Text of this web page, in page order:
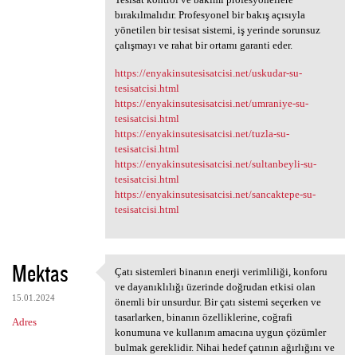
bırakılmalıdır. Profesyonel bir bakış açısıyla
yönetilen bir tesisat sistemi, iş yerinde sorunsuz
çalışmayı ve rahat bir ortamı garanti eder.
https://enyakinsutesisatcisi.net/uskudar-su-
tesisatcisi.html
https://enyakinsutesisatcisi.net/umraniye-su-
tesisatcisi.html
https://enyakinsutesisatcisi.net/tuzla-su-
tesisatcisi.html
https://enyakinsutesisatcisi.net/sultanbeyli-su-
tesisatcisi.html
https://enyakinsutesisatcisi.net/sancaktepe-su-
tesisatcisi.html
Mektas
15.01.2024
Adres
Çatı sistemleri binanın
Çatı sistemleri binanın enerji verimliliği, konforu
ve dayanıklılığı üzerinde doğrudan etkisi olan
önemli bir unsurdur. Bir çatı sistemi seçerken ve
tasarlarken, binanın özelliklerine, coğrafi
konumuna ve kullanım amacına uygun çözümler
bulmak gereklidir. Nihai hedef çatının ağırlığını ve